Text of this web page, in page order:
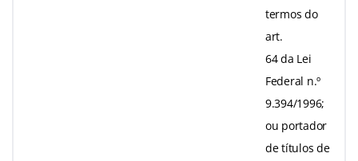
termos do
art.
64 da Lei
Federal n.º
9.394/1996;
ou portador
de títulos de